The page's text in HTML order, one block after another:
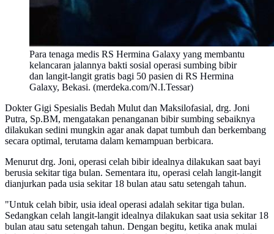
Para tenaga medis RS Hermina Galaxy yang membantu
kelancaran jalannya bakti sosial operasi sumbing bibir
dan langit-langit gratis bagi 50 pasien di RS Hermina
Galaxy, Bekasi. (merdeka.com/N.I.Tessar)
Dokter Gigi Spesialis Bedah Mulut dan Maksilofasial, drg. Joni
Putra, Sp.BM, mengatakan penanganan bibir sumbing sebaiknya
dilakukan sedini mungkin agar anak dapat tumbuh dan berkembang
secara optimal, terutama dalam kemampuan berbicara.
Menurut drg. Joni, operasi celah bibir idealnya dilakukan saat bayi
berusia sekitar tiga bulan. Sementara itu, operasi celah langit-langit
dianjurkan pada usia sekitar 18 bulan atau satu setengah tahun.
"Untuk celah bibir, usia ideal operasi adalah sekitar tiga bulan.
Sedangkan celah langit-langit idealnya dilakukan saat usia sekitar 18
bulan atau satu setengah tahun. Dengan begitu, ketika anak mulai